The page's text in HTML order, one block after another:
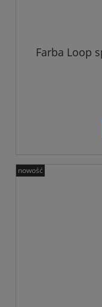
Farba Loop
nowość